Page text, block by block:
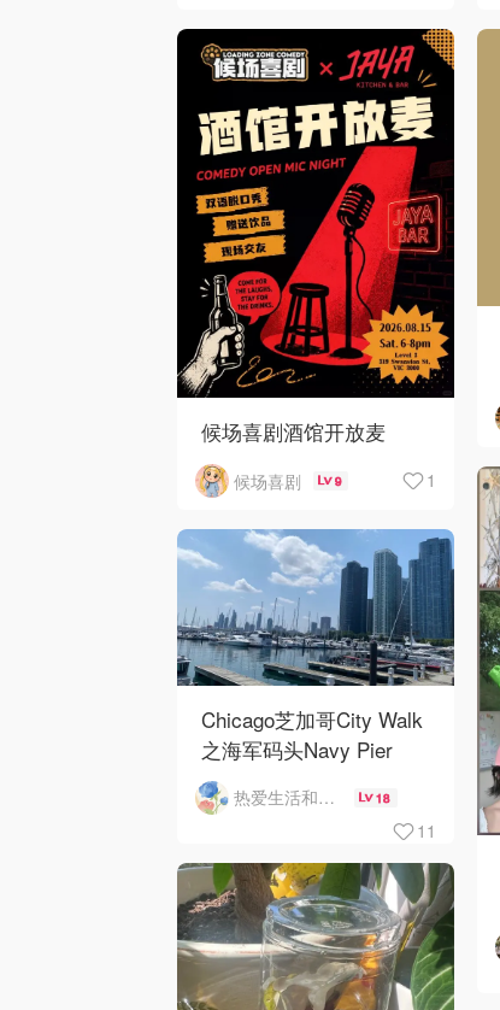
候场喜剧酒馆开放麦
候场喜剧 9 1
Chicago芝加哥City Walk
之海军码头Navy Pier
热爱生活和自由的轻舞飞扬 18
11